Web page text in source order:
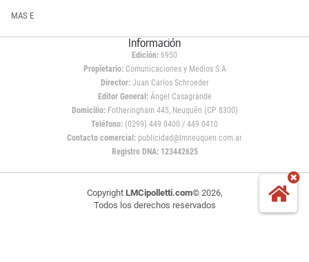
MAS E
Información
Edición: 6950
Propietario:Comunicaciones y Medios S.A
Director: Juan Carlos Schroeder
Editor General:Ángel Casagrande
Domicilio:Fotheringham 445, Neuquén (CP 8300)
Teléfono: (0299) 449 0400 / 449 0410
Contacto comercial: publicidad@lmneuquen.com.ar
Registro DNA: 123442625
Copyright LMCipolletti.com© 2026,
Todos los derechos reservados